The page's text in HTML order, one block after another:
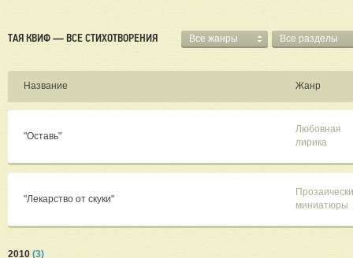
ТАЯ КВИФ — ВСЕ СТИХОТВОРЕНИЯ Все жанры Все разделы
Название Жанр
"Оставь"
Любовная
лирика
"Лекарство от скуки"
миниатюры
2010 (3)